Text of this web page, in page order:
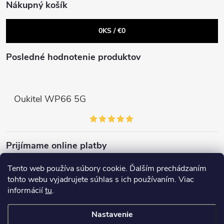
Tento web používa súbory cookie. Ďalším prechádzaním
tohto webu vyjadrujete súhlas s ich používaním. Viac
informáciítu.
Nastavenie
k
y
v
p
s
u
Nákupný košík
0KS /€0
Posledné hodnotenie produktov
Oukitel WP66 5G
Prijímame online platby
Copyright 2026elektroshock.sk. Všetky práva vyhradené.